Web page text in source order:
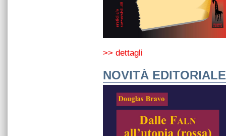
>> dettagli
NOVITÀ